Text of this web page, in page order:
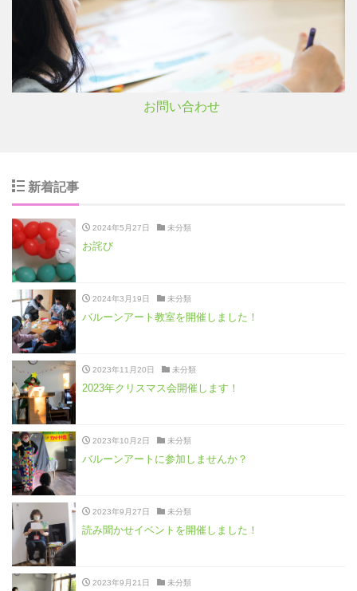
お問い合わせ
新着記事
2024年5月27日 未分類
お詫び
2024年3月19日 未分類
バルーンアート教室を開催しました！
2023年11月20日 未分類
2023年クリスマス会開催します！
2023年10月2日 未分類
バルーンアートに参加しませんか？
2023年9月27日 未分類
読み聞かせイベントを開催しました！
2023年9月21日 未分類